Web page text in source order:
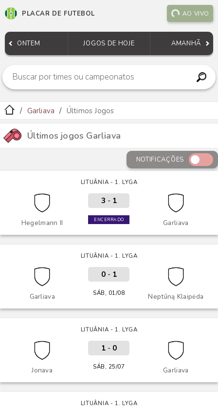
PLACAR DE FUTEBOL AO VIVO
ONTEM JOGOS DE HOJE AMANHÃ
Garliava Últimos Jogos
Últimos jogos Garliava
NOTIFICAÇÕES
LITUÂNIA - 1. LYGA
Hegelmann II Garliava
3 - 1
ENCERRADO
LITUÂNIA - 1. LYGA
Garliava Neptūną Klaipėda
0- 1
SÁB, 01/08
LITUÂNIA - 1. LYGA
Jonava Garliava
1- 0
SÁB, 25/07
LITUÂNIA - 1. LYGA